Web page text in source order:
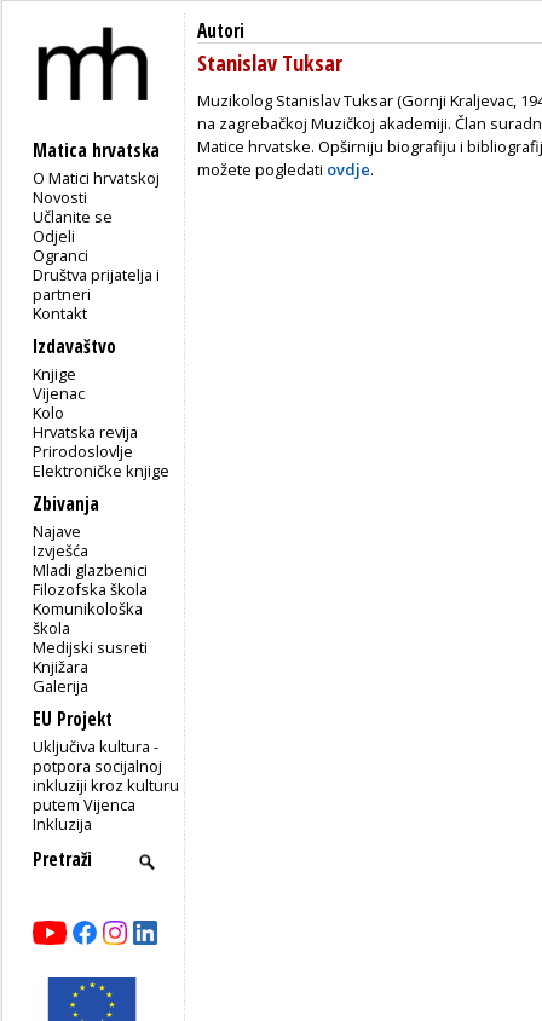
Matica hrvatska
O Matici hrvatskoj
Novosti
Učlanite se
Odjeli
Ogranci
Društva prijatelja i
partneri
Kontakt
Izdavaštvo
Knjige
Vijenac
Kolo
Hrvatska revija
Prirodoslovlje
Elektroničke knjige
Zbivanja
Najave
Izvješća
Mladi glazbenici
Filozofska škola
Komunikološka
škola
Medijski susreti
Knjižara
Galerija
EU Projekt
Uključiva kultura -
potpora socijalnoj
inkluziji kroz kulturu
putem Vijenca
Inkluzija
Autori
Stanislav Tuksar
Muzikolog Stanislav Tuksar (Gornji Kraljevac,
na zagrebačkoj Muzičkoj akademiji. Član
Matice hrvatske. Opširniju biografiju i
možete pogledati ovdje.